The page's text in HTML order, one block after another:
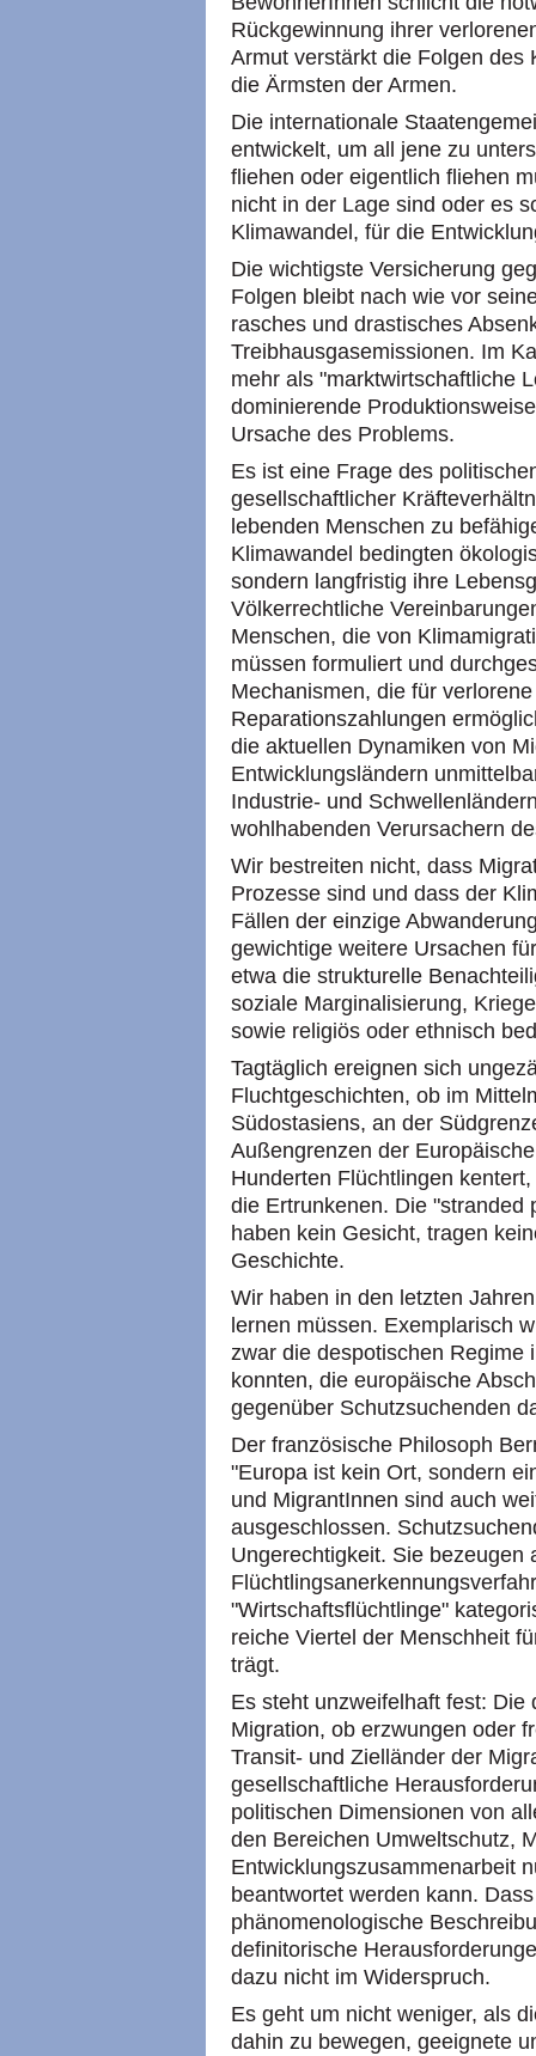
Rückgewinnung ihrer
Armut verstärkt die Folgen des
die Ärmsten der Armen.
Die internationale
entwickelt, um all jene zu
fliehen oder eigentlich fliehen
nicht in der Lage sind oder es
Klimawandel, für die
Die wichtigste Versicherung
Folgen bleibt nach wie vor
rasches und drastisches
Treibhausgasemissionen. Im
mehr als "marktwirtschaftliche
dominierende
Ursache des Problems.
Es ist eine Frage des
gesellschaftlicher
lebenden Menschen zu
Klimawandel bedingten
sondern langfristig ihre
Völkerrechtliche
Menschen, die von
müssen formuliert und
Mechanismen, die für
Reparationszahlungen
die aktuellen Dynamiken von
Entwicklungsländern
Industrie- und
wohlhabenden Verursachern
Wir bestreiten nicht, dass
Prozesse sind und dass der
Fällen der einzige
gewichtige weitere Ursachen
etwa die strukturelle
soziale Marginalisierung,
sowie religiös oder ethnisch
Tagtäglich ereignen sich
Fluchtgeschichten, ob im
Südostasiens, an der
Außengrenzen der
Hunderten Flüchtlingen
die Ertrunkenen. Die "stranded
haben kein Gesicht, tragen
Geschichte.
Wir haben in den letzten
lernen müssen. Exemplarisch
zwar die despotischen Regime
konnten, die europäische
gegenüber Schutzsuchenden
Der französische Philosoph
"Europa ist kein Ort, sondern
und MigrantInnen sind auch
ausgeschlossen.
Ungerechtigkeit. Sie bezeugen
"Wirtschaftsflüchtlinge"
reiche Viertel der Menschheit
trägt.
Es steht unzweifelhaft fest:
Migration, ob erzwungen oder
Transit- und Zielländer der
gesellschaftliche
politischen Dimensionen von
den Bereichen Umweltschutz,
Entwicklungszusammenarbeit
beantwortet werden kann.
phänomenologische
definitorische
dazu nicht im Widerspruch.
Es geht um nicht weniger, als
dahin zu bewegen, geeignete